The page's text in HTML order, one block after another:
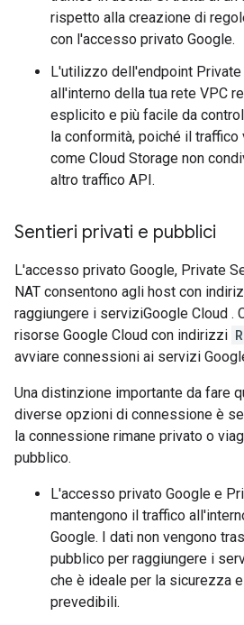
rispetto alla creazione di
con l'accesso privato Google.
L'utilizzo dell'endpoint Private
all'interno della tua rete VPC
esplicito e più facile da
la conformità, poiché il
come Cloud Storage non
altro traffico API.
Sentieri privati e pubblici
L'accesso privato Google, Private
NAT consentono agli host con
raggiungere i serviziGoogle Cloud .
risorse Google Cloud con indirizzi
avviare connessioni ai servizi
Una distinzione importante da fare
diverse opzioni di connessione è
la connessione rimane privato o
pubblico.
L'accesso privato Google e
mantengono il traffico
Google. I dati non vengono
pubblico per raggiungere i
che è ideale per la sicurezza
prevedibili.